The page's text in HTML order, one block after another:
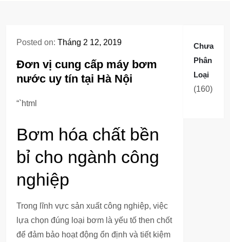
Posted on: Tháng 2 12, 2019
Đơn vị cung cấp máy bơm
nước uy tín tại Hà Nội
“`html
Bơm hóa chất bền
bỉ cho ngành công
nghiệp
Trong lĩnh vực sản xuất công nghiệp, việc
lựa chọn đúng loại bơm là yếu tố then chốt
để đảm bảo hoạt động ổn định và tiết kiệm
Chưa
Phân
Loại
160160